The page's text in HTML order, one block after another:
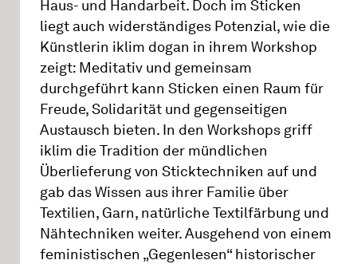
Haus- und Handarbeit. Doch im Sticken
liegt auch widerständiges Potenzial, wie die
Künstlerin iklim dogan in ihrem Workshop
zeigt: Meditativ und gemeinsam
durchgeführt kann Sticken einen Raum für
Freude, Solidarität und gegenseitigen
Austausch bieten. In den Workshops griff
iklim die Tradition der mündlichen
Überlieferung von Sticktechniken auf und
gab das Wissen aus ihrer Familie über
Textilien, Garn, natürliche Textilfärbung und
Nähtechniken weiter. Ausgehend von einem
feministischen „Gegenlesen“ historischer